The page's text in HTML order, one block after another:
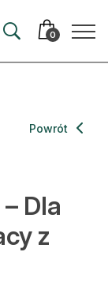
0
Powrót
Dla
z